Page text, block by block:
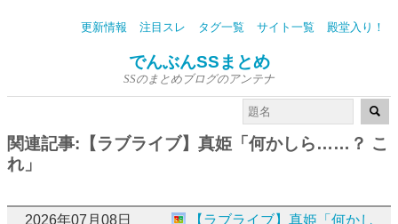
更新情報 注目スレ タグ一覧 サイト一覧 殿堂入り！
でんぶんSSまとめ
SSのまとめブログのアンテナ
関連記事:【ラブライブ】真姫「何かしら……？ こ
れ」
2026年07月08日
【ラブライブ】真姫「何かし